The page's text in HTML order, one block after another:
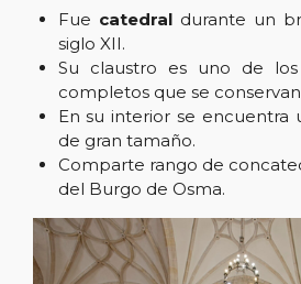
Fue catedraldurante un
siglo XII.
Su claustro es uno de
completos que se conservan
En su interior se encuentra
de gran tamaño.
Comparte rango de
del Burgo de Osma.